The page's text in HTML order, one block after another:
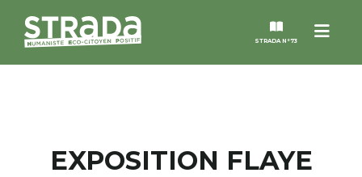
Menu
STRADA N°73
MAGAZINES
EXPOSITION FLAYE